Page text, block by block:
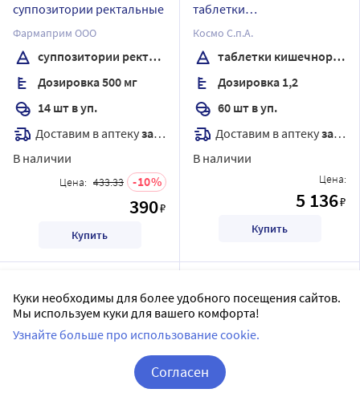
суппозитории ректальные
Фармаприм ООО
суппозитории ректальные
Дозировка 500 мг
14 шт в уп.
Доставим в аптекузавтра
В наличии
Цена: 433.33 10
390₽
Купить
таблетки
кишечнорастворимые с
пролонгированным
высвобождением,
покрытые пленочной
оболочкой
Космо С.п.А.
таблетки кишечнорастворимые с пролонгированным высвобождением, покрытые пленочной оболочкой
Дозировка 1,2
60 шт в уп.
Доставим в аптекузавтра
В наличии
Цена:
5 136₽
Купить
Куки необходимы для более удобного посещения сайтов.
Мы используем куки для вашего комфорта!
Узнайте больше про использование cookie.
Согласен